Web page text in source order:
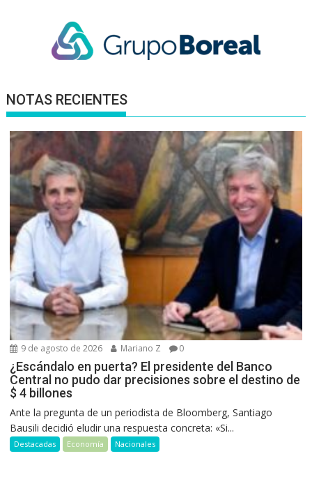
NOTAS RECIENTES
9 de agosto de 2026 Mariano Z 0
¿Escándalo en puerta? El presidente del Banco
Central no pudo dar precisiones sobre el destino de
$ 4 billones
Ante la pregunta de un periodista de Bloomberg, Santiago
Bausili decidió eludir una respuesta concreta: «Si...
Destacadas Economía Nacionales